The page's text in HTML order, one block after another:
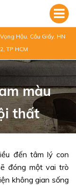
Hậu, Cầu Giấy, HN
TP HCM
màu
thất
đến tâm lý con
đóng một vai trò
không gian sống